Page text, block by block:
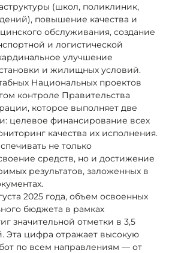
(школ, поликлиник,
повышение качества и
обслуживания, создание
и логистической
улучшение
и жилищных условий.
Национальных проектов
контроле Правительства
которое выполняет две
целевое финансирование всех
качества их исполнения.
не только
средств, но и достижение
результатов, заложенных в
2025 года, объем освоенных
бюджета в рамках
значительной отметки в 3,5
Эта цифра отражает высокую
по всем направлениям — от